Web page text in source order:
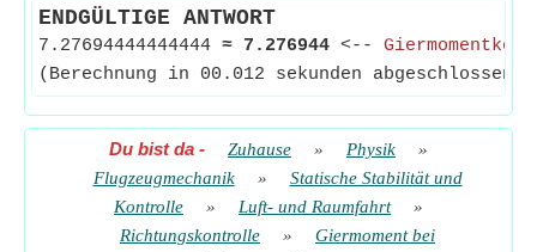
ENDGÜLTIGE ANTWORT
7.27694444444444 ≈ 7.276944 <--
(Berechnung in 00.012 sekunden abgeschlossen)
Du bist da - Zuhause » Physik
»
Flugzeugmechanik
»
Statische Stabilität und
Kontrolle
» Luft- und Raumfahrt
»
Richtungskontrolle
»
Giermoment bei